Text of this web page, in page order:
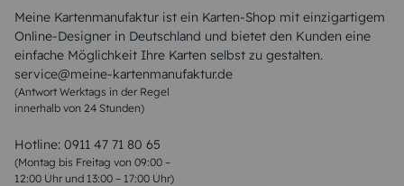
Meine Kartenmanufaktur ist ein Karten-Shop mit einzigartigem
Online-Designer in Deutschland und bietet den Kunden eine
einfache Möglichkeit Ihre Karten selbst zu gestalten.
service@meine-kartenmanufaktur.de
(Antwort Werktags in der Regel
innerhalb von 24 Stunden)
Hotline: 0911 47 71 80 65
(Montag bis Freitag von 09:00 –
12:00 Uhr und 13:00 – 17:00 Uhr)
FAQ
Liebeskummer Sprüche
Sommer Sprüche
Muttertagssprüche
Sprüche zur Hochzeit
Sprüche zur Konfirmation & Kommunion
Weihnachtsgedichte
Liebessprüche
Geburtstagssprüche
Trauersprüche